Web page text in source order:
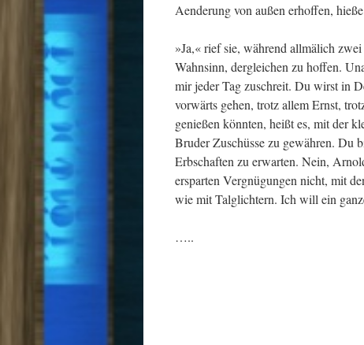
Aenderung von außen erhoffen,
»Ja,« rief sie, während allmälich
Wahnsinn, dergleichen zu hoffen.
mir jeder Tag zuschreit. Du wirst in
vorwärts gehen, trotz allem Ernst,
genießen könnten, heißt es, mit der
Bruder Zuschüsse zu gewähren. Du
Erbschaften zu erwarten. Nein,
ersparten Vergnügungen nicht, mit
wie mit Talglichtern. Ich will ein
…..